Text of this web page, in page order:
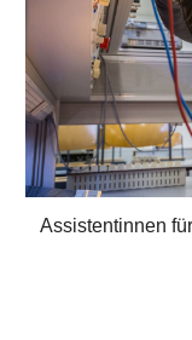
Assistentinnen